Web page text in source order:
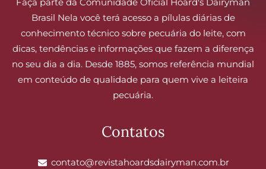
Brasil Nela você terá acesso a pílulas diárias de
conhecimento técnico sobre pecuária do leite, com
dicas, tendências e informações que fazem a diferença
no seu dia a dia. Desde 1885, somos referência mundial
em conteúdo de qualidade para quem vive a leiteira
pecuária.
Contatos
contato@revistahoardsdairyman.com.br